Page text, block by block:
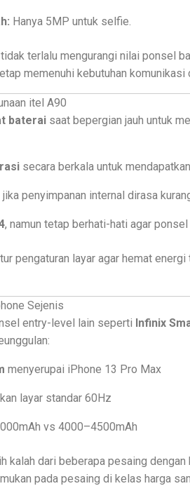
Hanya 5MP untuk selfie.
terlalu mengurangi nilai ponsel
memenuhi kebutuhan komunikasi
itel A90
bateraisaat bepergian jauh untuk
secara berkala untuk
jika penyimpanan internal dirasa
, namun tetap berhati-hati agar ponsel
pengaturan layar agar hemat
Sejenis
entry-level lain seperti Infinix
menyerupai iPhone 13 Pro Max
layar standar 60Hz
vs 4000–4500mAh
kalah dari beberapa pesaing
pada pesaing di kelas harga